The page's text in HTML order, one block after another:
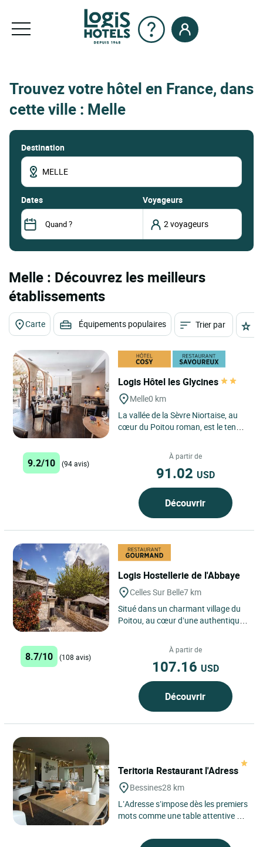
Trouvez votre hôtel en France, dans
cette ville : Melle
Destination
dates Voyageurs
Melle : Découvrez les meilleurs
établissements
Carte Équipements populaires Trier par
Logis Hôtel les Glycines
Melle0 km
La vallée de la Sèvre Niortaise, au
cœur du Poitou roman, est le tendre
9.2/10 (94 avis)
À partir de
91.02 USD
Découvrir
Logis Hostellerie de l'Abbaye
Celles Sur Belle7 km
Situé dans un charmant village du
Poitou, au cœur d’une authentique
8.7/10 (108 avis)
À partir de
107.16 USD
Découvrir
Teritoria Restaurant l'Adress
Bessines28 km
L’Adresse s’impose dès les premiers
mots comme une table attentive à
rapport simple...